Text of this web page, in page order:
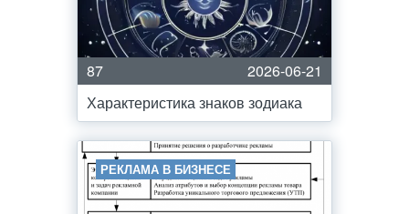
87
2026-06-21
Характеристика знаков зодиака
РЕКЛАМА В БИЗНЕСЕ